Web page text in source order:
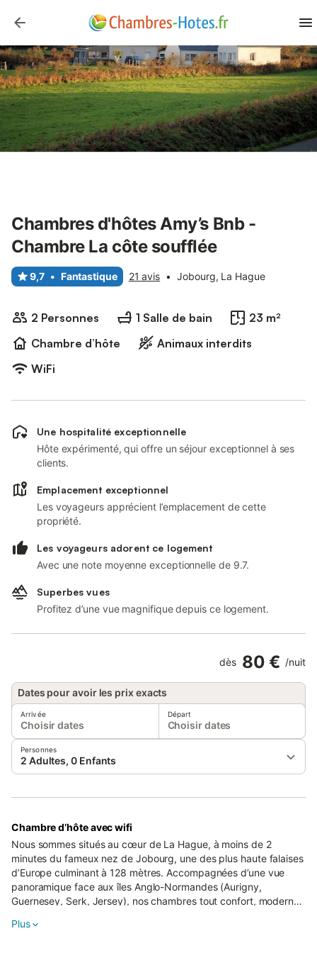
Chambres d'hôtes Amy’s Bnb -
Chambre La côte soufflée
9,7 • Fantastique 21 avis • Jobourg, La Hague
2 Personnes 1 Salle de bain
23 m²
Chambre d’hôte
Animaux interdits
WiFi
Une hospitalité exceptionnelle
Hôte expérimenté, qui offre un séjour exceptionnel à ses
clients.
Emplacement exceptionnel
Les voyageurs apprécient l’emplacement de cette
propriété.
Les voyageurs adorent ce logement
Avec une note moyenne exceptionnelle de 9.7.
Superbes vues
Profitez d’une vue magnifique depuis ce logement.
dès 80 € /nuit
Dates pour avoir les prix exacts
Arrivée
Choisir dates
Départ
Choisir dates
Personnes
2 Adultes, 0 Enfants
Chambre d’hôte avec wifi
Nous sommes situés au cœur de La Hague, à moins de 2
minutes du fameux nez de Jobourg, une des plus haute falaises
d’Europe culminant à 128 mètres. Accompagnées d’une vue
panoramique face aux îles Anglo-Normandes (Aurigny,
Guernesey, Serk, Jersey), nos chambres tout confort, modernes
Hague au gré de votre programme de vacances. Nos
Plus